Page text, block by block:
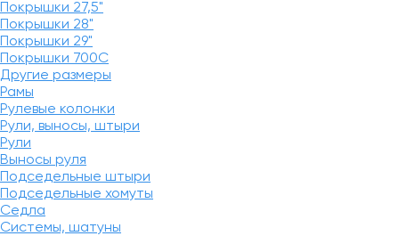
Покрышки 27,5"
Покрышки 28"
Покрышки 29"
Покрышки 700C
Другие размеры
Рамы
Рулевые колонки
Рули, выносы, штыри
Рули
Выносы руля
Подседельные штыри
Подседельные хомуты
Седла
Системы, шатуны